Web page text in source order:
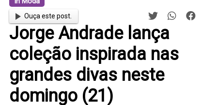
Ouça este post.
Jorge Andrade lança
coleção inspirada nas
grandes divas neste
domingo (21)